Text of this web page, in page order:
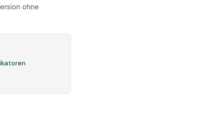
ohne